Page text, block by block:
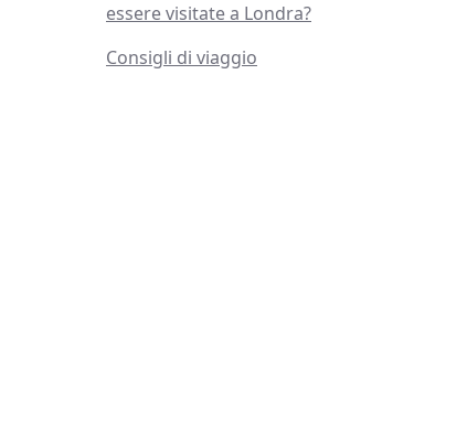
essere visitate a Londra?
Consigli di viaggio